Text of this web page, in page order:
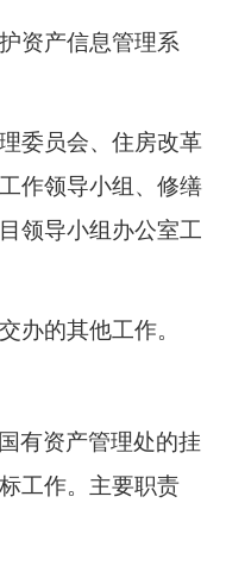
资产信息管理系
委员会、住房改革
作领导小组、修缮
领导小组办公室工
办的其他工作。
国有资产管理处的挂
工作。 主要职责